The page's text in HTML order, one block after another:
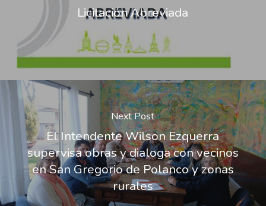
Licitación Abreviada
Next Post
El Intendente Wilson Ezquerra
supervisa obras y dialoga con vecinos
en San Gregorio de Polanco y zonas
rurales